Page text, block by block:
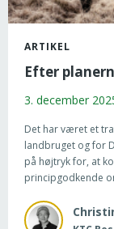
ARTIKEL
Efter
3. december
Det har været et
landbruget og for
på højtryk for, at
principgodkende